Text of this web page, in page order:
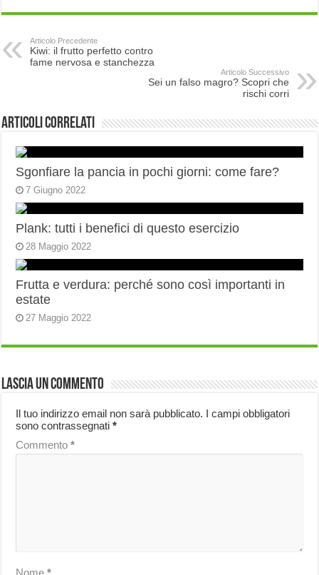
Articolo Precedente
Kiwi: il frutto perfetto contro
fame nervosa e stanchezza
Articolo Successivo
Sei un falso magro? Scopri che
rischi corri
Articoli correlati
Sgonfiare la pancia in pochi giorni: come fare?
7 Giugno 2022
Plank: tutti i benefici di questo esercizio
28 Maggio 2022
Frutta e verdura: perché sono così importanti in
estate
27 Maggio 2022
Lascia un commento
Il tuo indirizzo email non sarà pubblicato. I campi obbligatori
sono contrassegnati*
Commento*